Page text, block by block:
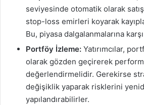
seviyesinde otomatik olarak
stop-loss emirleri koyarak
Bu, piyasa dalgalanmalarına
Portföy İzleme: Yatırımcılar,
olarak gözden geçirerek
değerlendirmelidir. Gerekirse
değişiklik yaparak risklerini
yapılandırabilirler.